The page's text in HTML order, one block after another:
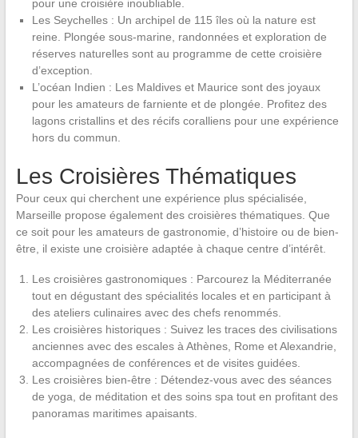
pour une croisière inoubliable.
Les Seychelles : Un archipel de 115 îles où la nature est
reine. Plongée sous-marine, randonnées et exploration de
réserves naturelles sont au programme de cette croisière
d’exception.
L’océan Indien : Les Maldives et Maurice sont des joyaux
pour les amateurs de farniente et de plongée. Profitez des
lagons cristallins et des récifs coralliens pour une expérience
hors du commun.
Les Croisières Thématiques
Pour ceux qui cherchent une expérience plus spécialisée,
Marseille propose également des croisières thématiques. Que
ce soit pour les amateurs de gastronomie, d’histoire ou de bien-
être, il existe une croisière adaptée à chaque centre d’intérêt.
Les croisières gastronomiques : Parcourez la Méditerranée
tout en dégustant des spécialités locales et en participant à
des ateliers culinaires avec des chefs renommés.
Les croisières historiques : Suivez les traces des civilisations
anciennes avec des escales à Athènes, Rome et Alexandrie,
accompagnées de conférences et de visites guidées.
Les croisières bien-être : Détendez-vous avec des séances
de yoga, de méditation et des soins spa tout en profitant des
panoramas maritimes apaisants.